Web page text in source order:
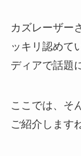
カズレーザー
ッキリ認めて
ディアで話題
ここでは、そ
ご紹介します